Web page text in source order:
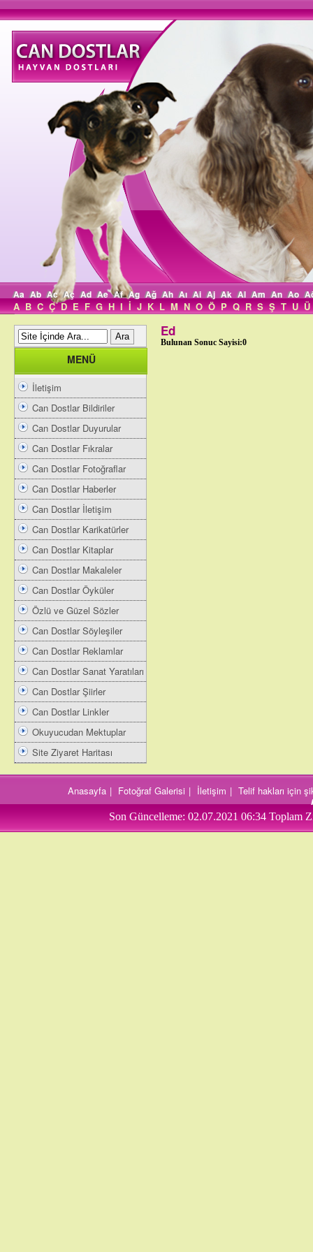
Aa Ab Ac Aç Ad Ae Af Ag Ağ Ah Aı Ai Aj Ak Al Am An Ao
A B C Ç D E F G H I İ J K L M N O Ö P Q R S Ş T U Ü
MENÜ
İletişim
Can Dostlar Bildiriler
Can Dostlar Duyurular
Can Dostlar Fıkralar
Can Dostlar Fotoğraflar
Can Dostlar Haberler
Can Dostlar İletişim
Can Dostlar Karikatürler
Can Dostlar Kitaplar
Can Dostlar Makaleler
Can Dostlar Öyküler
Özlü ve Güzel Sözler
Can Dostlar Söyleşiler
Can Dostlar Reklamlar
Can Dostlar Sanat Yaratıları
Can Dostlar Şiirler
Can Dostlar Linkler
Okuyucudan Mektuplar
Site Ziyaret Haritası
Ed
Bulunan Sonuc Sayisi:0
Anasayfa | Fotoğraf Galerisi | İletişim | Telif hakları için
Son Güncelleme: 02.07.2021 06:34 Toplam